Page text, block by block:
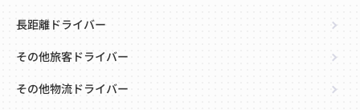
長距離ドライバー
その他旅客ドライバー
その他物流ドライバー